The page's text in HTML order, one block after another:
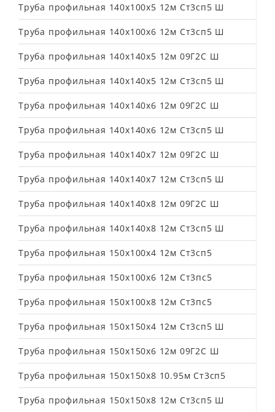
Труба профильная 140х100х5 12м Ст3сп5 Ш
Труба профильная 140х100х6 12м Ст3сп5 Ш
Труба профильная 140х140х5 12м 09Г2С Ш
Труба профильная 140х140х5 12м Ст3сп5 Ш
Труба профильная 140х140х6 12м 09Г2С Ш
Труба профильная 140х140х6 12м Ст3сп5 Ш
Труба профильная 140х140х7 12м 09Г2С Ш
Труба профильная 140х140х7 12м Ст3сп5 Ш
Труба профильная 140х140х8 12м 09Г2С Ш
Труба профильная 140х140х8 12м Ст3сп5 Ш
Труба профильная 150х100х4 12м Ст3сп5
Труба профильная 150х100х6 12м Ст3пс5
Труба профильная 150х100х8 12м Ст3пс5
Труба профильная 150х150х4 12м Ст3сп5 Ш
Труба профильная 150х150х6 12м 09Г2С Ш
Труба профильная 150х150х8 10.95м Ст3сп5
Труба профильная 150х150х8 12м Ст3сп5 Ш